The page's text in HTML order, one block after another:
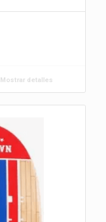
Mostrar detalles